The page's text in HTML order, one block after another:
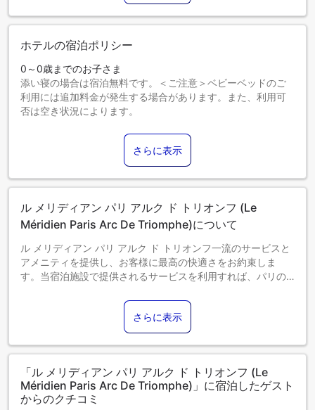
ホテルの宿泊ポリシー
0～0歳までのお子さま
添い寝の場合は宿泊無料です。＜ご注意＞ベビーベッドのご
利用には追加料金が発生する場合があります。また、利用可
否は空き状況によります。
添い寝の場合は宿泊無料です。
12歳以上のゲストは大人とみなされます。
エキストラベッドの追加可否は、お部屋タイプにより異なり
ます。各部屋タイプ欄の記載をご確認ください。
さらに表示
ル メリディアン パリ アルク ド トリオンフ (Le
Méridien Paris Arc De Triomphe)について
ル メリディアン パリ アルク ド トリオンフ一流のサービスと
アメニティを提供し、お客様に最高の快適さをお約束しま
す。当宿泊施設で提供されるサービスを利用すれば、パリの
フリー対応の駐車場をご利用いただけます。 フロントデスク
が提供するコンシェルジュサービスを利用して、毎日のアク
ティビティや旅行の計画を簡単に立てることができます。当
宿泊施設では、館内のランドリーサービスを利用すること
参する衣類を少なくすることができます。リラックスしたい
なら、ルームサービスなどの室内設備・サービスで、お部屋
で過ごす時間を最大限にお楽しみいただけます。居心地の良
さらに表示
「ル メリディアン パリ アルク ド トリオンフ (Le
Méridien Paris Arc De Triomphe)」に宿泊したゲスト
からのクチコミ